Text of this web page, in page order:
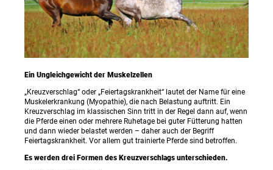
Ein Ungleichgewicht der Muskelzellen
„Kreuzverschlag“ oder „Feiertagskrankheit“ lautet der Name für eine
Muskelerkrankung (Myopathie), die nach Belastung auftritt. Ein
Kreuzverschlag im klassischen Sinn tritt in der Regel dann auf, wenn
die Pferde einen oder mehrere Ruhetage bei guter Fütterung hatten
und dann wieder belastet werden – daher auch der Begriff
Feiertagskrankheit. Vor allem gut trainierte Pferde sind betroffen.
Es werden drei Formen des Kreuzverschlags unterschieden.